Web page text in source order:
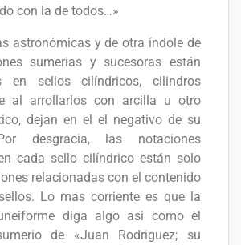
con la de todos…»
astronómicas y de otra índole de
sumerias y sucesoras están
en sellos cilíndricos, cilindros
al arrollarlos con arcilla u otro
dejan en el el negativo de su
desgracia, las notaciones
cada sello cilíndrico están solo
relacionadas con el contenido
Lo mas corriente es que la
diga algo asi como el
de «Juan Rodriguez; su